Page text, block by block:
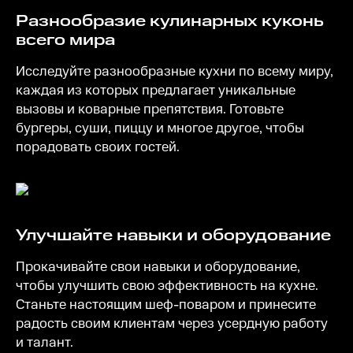
Разнообразие кулинарных куконь
всего мира
Исследуйте разнообразные кухни по всему миру,
каждая из которых предлагает уникальные
вызовы и коварные препятствия. Готовьте
бургеры, суши, пиццу и многое другое, чтобы
порадовать своих гостей.
Улучшайте навыки и оборудование
Прокачивайте свои навыки и оборудование,
чтобы улучшить свою эффективность на кухне.
Станьте настоящим шеф-поваром и принесите
радость своим клиентам через усердную работу
и талант.